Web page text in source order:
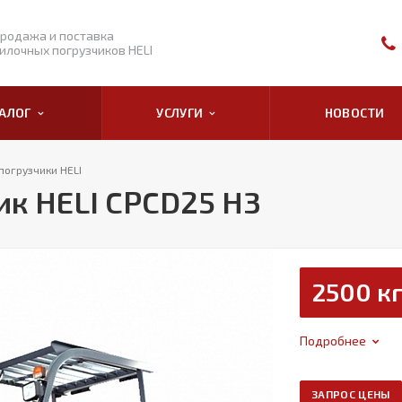
и поставка
погрузчиков HELI
УСЛУГИ НОВОСТИ
HELI
HELI CPCD25 H3
2500 кг
Подробнее
ЗАПРОС ЦЕНЫ